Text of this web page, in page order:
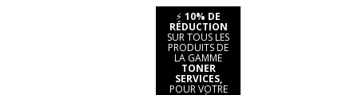
⚡ 10% DE
RÉDUCTION
SUR TOUS LES
PRODUITS DE
LA GAMME
TONER
SERVICES,
POUR VOTRE